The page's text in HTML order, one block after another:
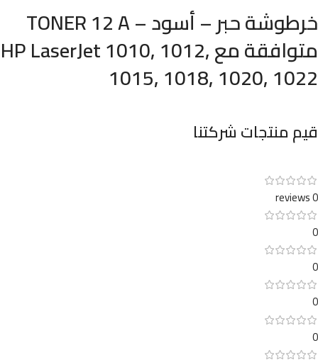
خرطوشة حبر – أسود – TONER 12 A
متوافقة مع HP LaserJet 1010, 1012,
1015, 1018, 1020, 1022
قيم منتجات شركتنا
0 reviews
0
0
0
0